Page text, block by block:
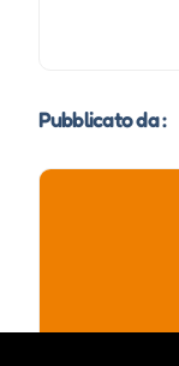
Pubblicato da :